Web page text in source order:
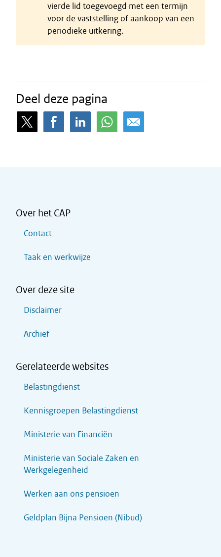
vierde lid toegevoegd met een termijn
voor de vaststelling of aankoop van een
periodieke uitkering.
Deel deze pagina
Over het CAP
Contact
Taak en werkwijze
Over deze site
Disclaimer
Archief
Gerelateerde websites
Belastingdienst
Kennisgroepen Belastingdienst
Ministerie van Financiën
Ministerie van Sociale Zaken en
Werkgelegenheid
Werken aan ons pensioen
Geldplan Bijna Pensioen (Nibud)